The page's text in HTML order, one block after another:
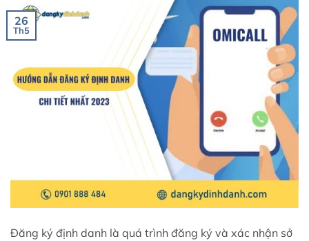
26
Th5
Đăng ký định danh là quá trình đăng ký và xác nhận sở